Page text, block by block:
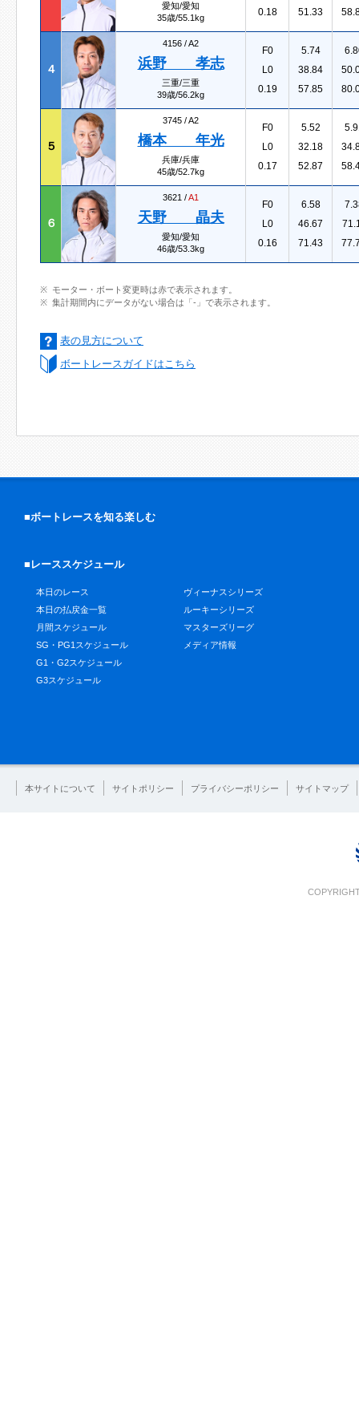
愛知/愛知
35歳/55.1kg
0.18
51.33
４
4156 /A2
浜野 孝志
三重/三重
39歳/56.2kg
F0
L0
0.19
5.74
38.84
57.85
５
3745 /A2
橋本 年光
兵庫/兵庫
45歳/52.7kg
F0
L0
0.17
5.52
32.18
52.87
６
3621 /A1
天野 晶夫
愛知/愛知
46歳/53.3kg
F0
L0
0.16
6.58
46.67
71.43
モーター・ボート変更時は赤で表示されます。
集計期間内にデータがない場合は「-」で表示されます。
表の見方について
ボートレースガイドはこちら
■ボートレースを知る楽しむ
■レーススケジュール
本日のレース
本日の払戻金一覧
月間スケジュール
SG・PG1スケジュール
G1・G2スケジュール
G3スケジュール
ヴィーナスシリーズ
ルーキーシリーズ
マスターズリーグ
メディア情報
本サイトについて サイトポリシー プライバシーポリシー サイトマップ